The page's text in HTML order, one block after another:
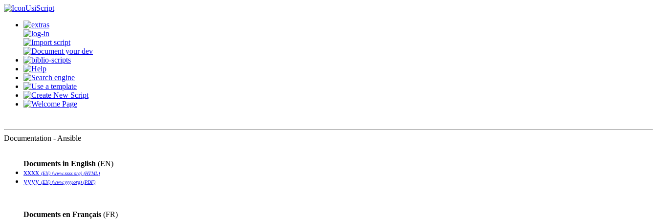
UsiScript
Documentation - Ansible
Documents in English (EN)
xxxx (EN) (www.xxxx.org) (HTML)
yyyy (EN) (www.yyyy.org) (PDF)
Documents en Français (FR)